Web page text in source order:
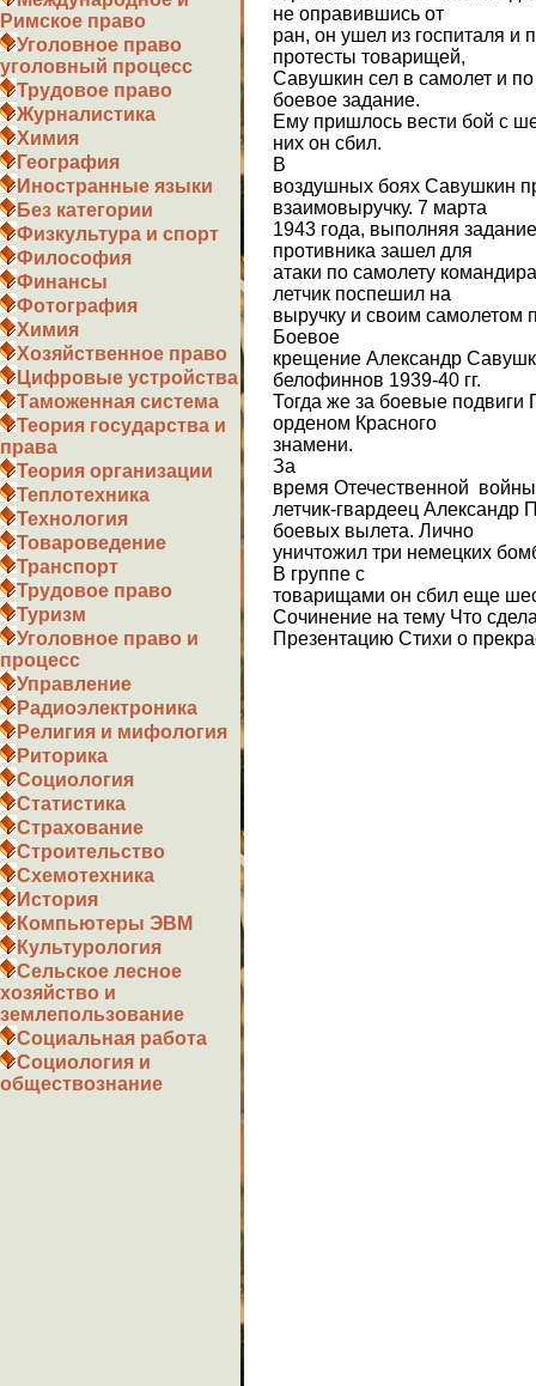
Римское право
Уголовное право
уголовный процесс
Трудовое право
Журналистика
Химия
География
Иностранные языки
Без категории
Физкультура и спорт
Философия
Финансы
Фотография
Химия
Хозяйственное право
Цифровые устройства
Таможенная система
Теория государства и
права
Теория организации
Теплотехника
Технология
Товароведение
Транспорт
Трудовое право
Туризм
Уголовное право и
процесс
Управление
Радиоэлектроника
Религия и мифология
Риторика
Социология
Статистика
Страхование
Строительство
Схемотехника
История
Компьютеры ЭВМ
Культурология
Сельское лесное
хозяйство и
землепользование
Социальная работа
Социология и
обществознание
не оправившись от
ран, он ушел из госпиталя
протесты товарищей,
Савушкин сел в самолет и
боевое задание.
Ему пришлось вести бой с
них он сбил.
В
воздушных боях Савушкин
взаимовыручку. 7 марта
1943 года, выполняя
противника зашел для
атаки по самолету
летчик поспешил на
выручку и своим самолетом
Боевое
крещение Александр
белофиннов 1939-40 гг.
Тогда же за боевые подвиги
орденом Красного
знамени.
За
время Отечественной войны
летчик-гвардеец Александр
боевых вылета. Лично
уничтожил три немецких
В группе с
товарищами он сбил еще
Сочинение на тему Что
Презентацию Стихи о